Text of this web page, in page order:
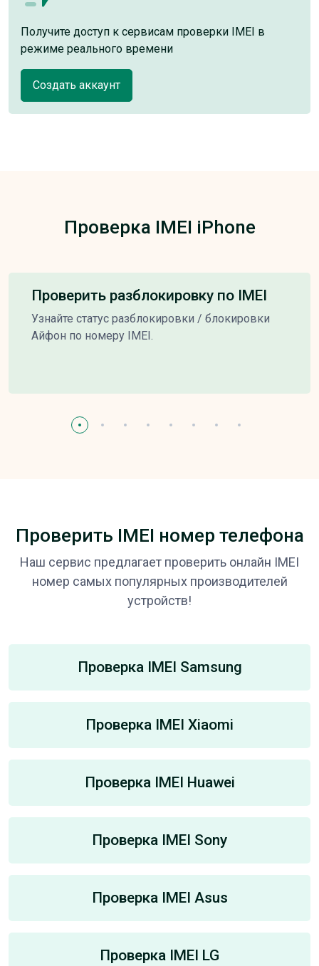
Получите доступ к сервисам проверки IMEI в
режиме реального времени
Создать аккаунт
Проверка IMEI iPhone
Проверить разблокировку по IMEI
Узнайте статус разблокировки / блокировки
Айфон по номеру IMEI.
Проверить IMEI номер телефона
Наш сервис предлагает проверить онлайн IMEI
номер самых популярных производителей
устройств!
Проверка IMEI Samsung
Проверка IMEI Xiaomi
Проверка IMEI Huawei
Проверка IMEI Sony
Проверка IMEI Asus
Проверка IMEI LG